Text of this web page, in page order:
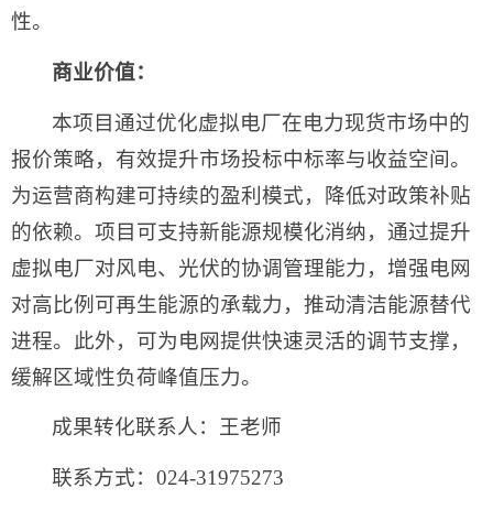
性。
商业价值：
本项目通过优化虚拟电厂在电力现货市场中的
报价策略，有效提升市场投标中标率与收益空间。
为运营商构建可持续的盈利模式，降低对政策补贴
的依赖。项目可支持新能源规模化消纳，通过提升
虚拟电厂对风电、光伏的协调管理能力，增强电网
对高比例可再生能源的承载力，推动清洁能源替代
进程。此外，可为电网提供快速灵活的调节支撑，
缓解区域性负荷峰值压力。
成果转化联系人：王老师
联系方式：024-31975273